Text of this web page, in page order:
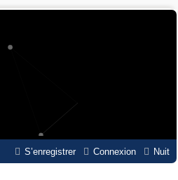
Nuit
Connexion
S’enregistrer